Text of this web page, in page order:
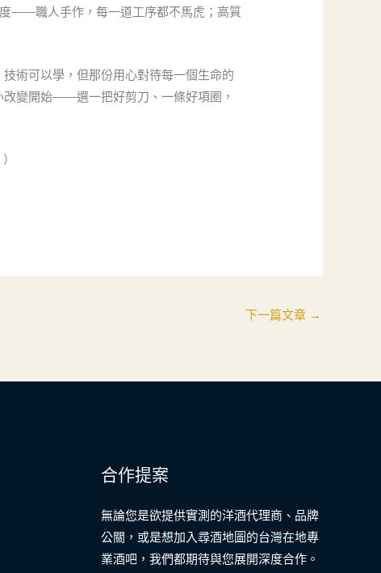
——職人手作，每一道工序都不馬虎；高質
術可以學，但那份用心對待每一個生命的
改變開始——選一把好剪刀、一條好項圈，
下一篇文章 →
合作提案
無論您是欲提供實測的洋酒代理商、品牌
公關，或是想加入尋酒地圖的台灣在地專
業酒吧，我們都期待與您展開深度合作。